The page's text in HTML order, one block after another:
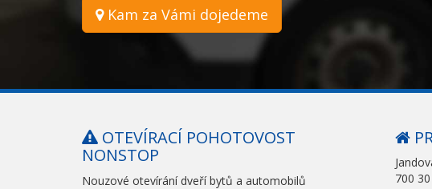
Kam za Vámi dojedeme
OTEVÍRACÍ POHOTOVOST
NONSTOP
Nouzové otevírání dveří bytů a automobilů
700